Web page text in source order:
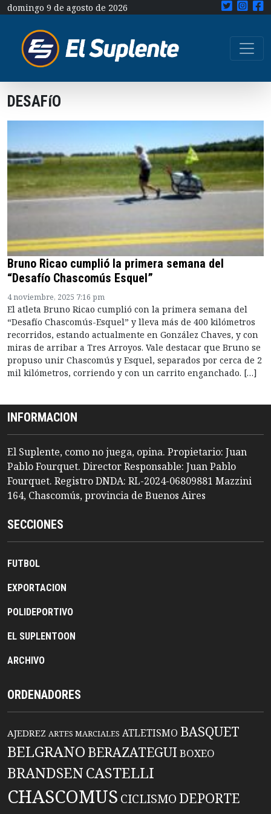
domingo 9 de agosto de 2026
DESAFíO
Bruno Ricao cumplió la primera semana del
“Desafío Chascomús Esquel”
4 noviembre, 2025 7:16 pm
El atleta Bruno Ricao cumplió con la primera semana del
“Desafío Chascomús-Esquel” y lleva más de 400 kilómetros
recorridos, estando actualmente en González Chaves, y con
miras de arribar a Tres Arroyos. Vale destacar que Bruno se
propuso unir Chascomús y Esquel, separados por cerca de 2
mil kilómetros, corriendo y con un carrito enganchado. […]
INFORMACION
El Suplente, como no juega, opina. Propietario: Juan
Pablo Fourquet. Director Responsable: Juan Pablo
Fourquet. Registro DNDA: RL-2024-06809881 Mazzini
164, Chascomús, provincia de Buenos Aires
SECCIONES
FUTBOL
EXPORTACION
POLIDEPORTIVO
EL SUPLENTOON
ARCHIVO
ORDENADORES
AJEDREZ ARTES MARCIALES ATLETISMO BASQUET
BELGRANO BERAZATEGUIBOXEO
BRANDSENCASTELLI
CHASCOMUS CICLISMO DEPORTE